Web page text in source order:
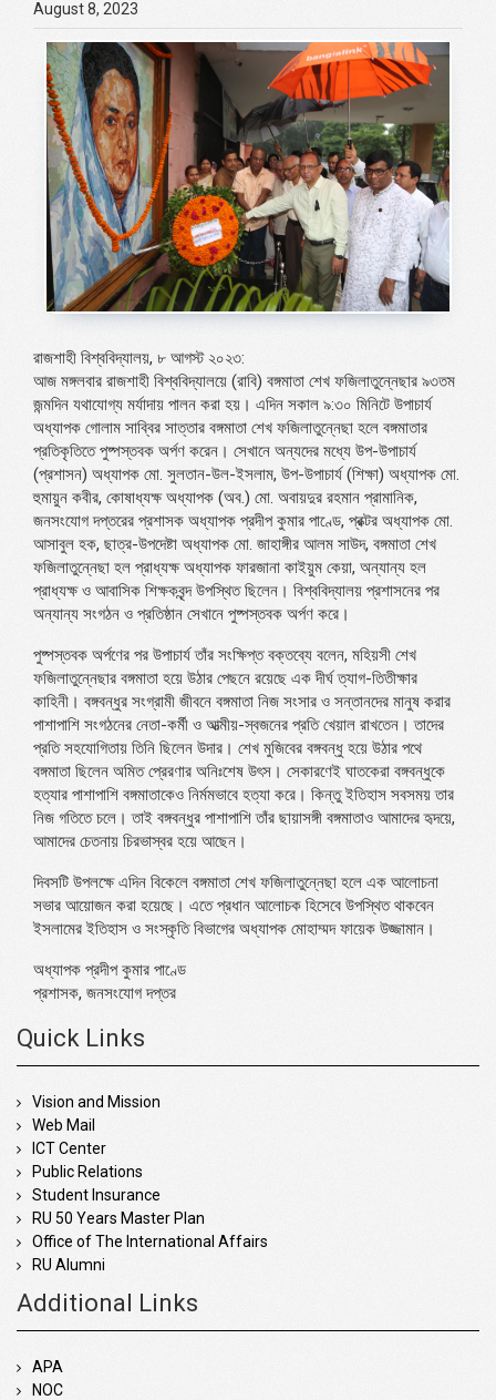
August 8, 2023
রাজশাহী বিশ্ববিদ্যালয়, ৮ আগস্ট ২০২৩:
আজ মঙ্গলবার রাজশাহী বিশ্ববিদ্যালয়ে (রাবি) বঙ্গমাতা শেখ ফজিলাতুন্নেছার ৯৩তম
জন্মদিন যথাযোগ্য মর্যাদায় পালন করা হয়। এদিন সকাল ৯:৩০ মিনিটে উপাচার্য
অধ্যাপক গোলাম সাব্বির সাত্তার বঙ্গমাতা শেখ ফজিলাতুন্নেছা হলে বঙ্গমাতার
প্রতিকৃতিতে পুষ্পস্তবক অর্পণ করেন। সেখানে অন্যদের মধ্যে উপ-উপাচার্য
(প্রশাসন) অধ্যাপক মো. সুলতান-উল-ইসলাম, উপ-উপাচার্য (শিক্ষা) অধ্যাপক মো.
হুমায়ুন কবীর, কোষাধ্যক্ষ অধ্যাপক (অব.) মো. অবায়দুর রহমান প্রামানিক,
জনসংযোগ দপ্তরের প্রশাসক অধ্যাপক প্রদীপ কুমার পাণ্ডে, প্রক্টর অধ্যাপক মো.
আসাবুল হক, ছাত্র-উপদেষ্টা অধ্যাপক মো. জাহাঙ্গীর আলম সাউদ, বঙ্গমাতা শেখ
ফজিলাতুন্নেছা হল প্রাধ্যক্ষ অধ্যাপক ফারজানা কাইয়ুম কেয়া, অন্যান্য হল
প্রাধ্যক্ষ ও আবাসিক শিক্ষকবৃন্দ উপস্থিত ছিলেন। বিশ্ববিদ্যালয় প্রশাসনের পর
অন্যান্য সংগঠন ও প্রতিষ্ঠান সেখানে পুষ্পস্তবক অর্পণ করে।
পুষ্পস্তবক অর্পণের পর উপাচার্য তাঁর সংক্ষিপ্ত বক্তব্যে বলেন, মহিয়সী শেখ
ফজিলাতুন্নেছার বঙ্গমাতা হয়ে উঠার পেছনে রয়েছে এক দীর্ঘ ত্যাগ-তিতীক্ষার
কাহিনী। বঙ্গবন্ধুর সংগ্রামী জীবনে বঙ্গমাতা নিজ সংসার ও সন্তানদের মানুষ করার
পাশাপাশি সংগঠনের নেতা-কর্মী ও আত্মীয়-স্বজনের প্রতি খেয়াল রাখতেন। তাদের
প্রতি সহযোগিতায় তিনি ছিলেন উদার। শেখ মুজিবের বঙ্গবন্ধু হয়ে উঠার পথে
বঙ্গমাতা ছিলেন অমিত প্রেরণার অনিঃশেষ উৎস। সেকারণেই ঘাতকেরা বঙ্গবন্ধুকে
হত্যার পাশাপাশি বঙ্গমাতাকেও নির্মমভাবে হত্যা করে। কিন্তু ইতিহাস সবসময় তার
নিজ গতিতে চলে। তাই বঙ্গবন্ধুর পাশাপাশি তাঁর ছায়াসঙ্গী বঙ্গমাতাও আমাদের হৃদয়ে,
আমাদের চেতনায় চিরভাস্বর হয়ে আছেন।
দিবসটি উপলক্ষে এদিন বিকেলে বঙ্গমাতা শেখ ফজিলাতুন্নেছা হলে এক আলোচনা
সভার আয়োজন করা হয়েছে। এতে প্রধান আলোচক হিসেবে উপস্থিত থাকবেন
ইসলামের ইতিহাস ও সংস্কৃতি বিভাগের অধ্যাপক মোহাম্মদ ফায়েক উজ্জামান।
অধ্যাপক প্রদীপ কুমার পাণ্ডে
প্রশাসক, জনসংযোগ দপ্তর
Quick Links
Vision and Mission
Web Mail
ICT Center
Public Relations
Student Insurance
RU 50 Years Master Plan
Office of The International Affairs
RU Alumni
Additional Links
APA
NOC